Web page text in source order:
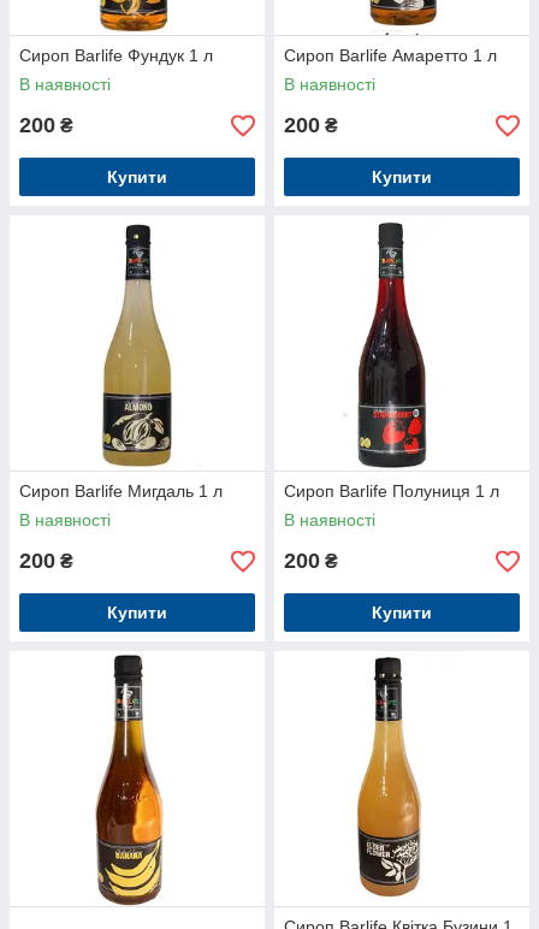
Сироп Barlife Фундук 1 л
В наявності
200 ₴
Купити
Сироп Barlife Амаретто 1 л
В наявності
200 ₴
Купити
Сироп Barlife Мигдаль 1 л
В наявності
200 ₴
Купити
Сироп Barlife Полуниця 1 л
В наявності
200 ₴
Купити